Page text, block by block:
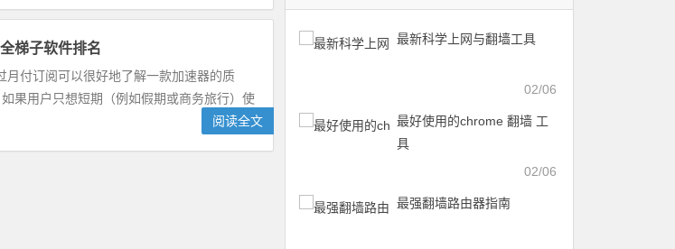
梯子软件排名
付订阅可以很好地了解一款加速器的质
果用户只想短期（例如假期或商务旅行）使
阅读全文
最新科学上网与翻墙工具
02/06
最好使用的chrome 翻墙 工
具
02/06
最强翻墙路由器指南